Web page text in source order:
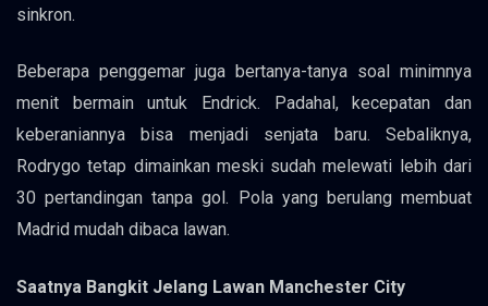
sinkron.
Beberapa penggemar juga bertanya-tanya soal minimnya
menit bermain untuk Endrick. Padahal, kecepatan dan
keberaniannya bisa menjadi senjata baru. Sebaliknya,
Rodrygo tetap dimainkan meski sudah melewati lebih dari
30 pertandingan tanpa gol. Pola yang berulang membuat
Madrid mudah dibaca lawan.
Saatnya Bangkit Jelang Lawan Manchester City